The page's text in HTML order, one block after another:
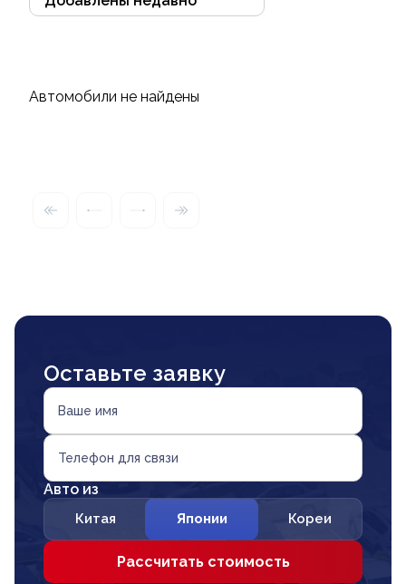
Автомобили не найдены
Оставьте заявку
Ваше имя
Телефон для связи
Авто из
Китая Японии Кореи
Рассчитать стоимость